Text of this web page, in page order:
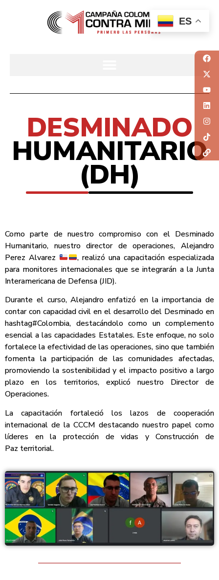
DESMINADO
HUMANITARIO
(DH)
Como parte de nuestro compromiso con el Desminado
Humanitario, nuestro director de operaciones, Alejandro
Perez Alvarez
, realizó una capacitación especializada
para monitores internacionales que se integrarán a la Junta
Interamericana de Defensa (JID).
Durante el curso, Alejandro enfatizó en la importancia de
contar con capacidad civil en el desarrollo del Desminado en
hashtag#Colombia, destacándolo como un complemento
esencial a las capacidades Estatales. Este enfoque, no solo
fortalece la efectividad de las operaciones, sino que también
fomenta la participación de las comunidades afectadas,
promoviendo la sostenibilidad y el impacto positivo a largo
plazo en los territorios, explicó nuestro Director de
Operaciones.
La capacitación fortaleció los lazos de cooperación
internacional de la CCCM destacando nuestro papel como
líderes en la protección de vidas y Construcción de
Paz territorial.
ES